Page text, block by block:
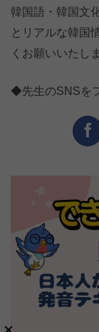
韓国語・韓国文
とリアルな韓国
くお願いいたし
◆先生のSNSを